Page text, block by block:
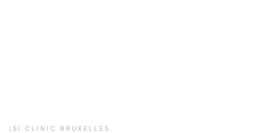
ISI CLINIC BRUXELLES